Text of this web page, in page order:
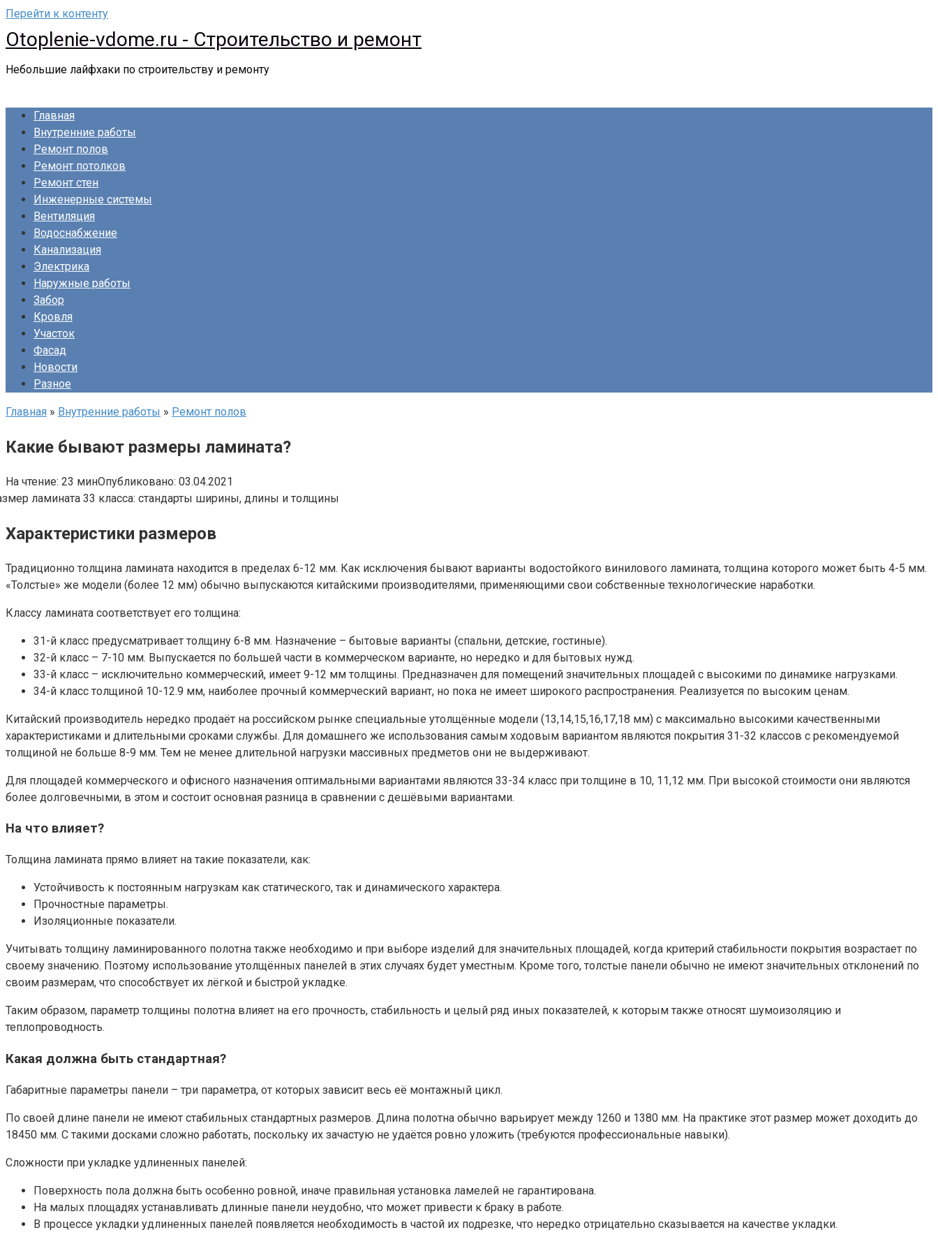
Перейти к контенту
Otoplenie-vdome.ru - Строительство и ремонт
Небольшие лайфхаки по строительству и ремонту
Главная
Внутренние работы
Ремонт полов
Ремонт потолков
Ремонт стен
Инженерные системы
Вентиляция
Водоснабжение
Канализация
Электрика
Наружные работы
Забор
Кровля
Участок
Фасад
Новости
Разное
Главная » Внутренние работы » Ремонт полов
Какие бывают размеры ламината?
На чтение: 23 минОпубликовано: 03.04.2021
Характеристики размеров
Традиционно толщина ламината находится в пределах 6-12 мм. Как исключения бывают варианты водостойкого винилового ламината, толщина которого может быть 4-5 мм.
«Толстые» же модели (более 12 мм) обычно выпускаются китайскими производителями, применяющими свои собственные технологические наработки.
Классу ламината соответствует его толщина:
31-й класс предусматривает толщину 6-8 мм. Назначение – бытовые варианты (спальни, детские, гостиные).
32-й класс – 7-10 мм. Выпускается по большей части в коммерческом варианте, но нередко и для бытовых нужд.
33-й класс – исключительно коммерческий, имеет 9-12 мм толщины. Предназначен для помещений значительных площадей с высокими по динамике нагрузками.
34-й класс толщиной 10-12.9 мм, наиболее прочный коммерческий вариант, но пока не имеет широкого распространения. Реализуется по высоким ценам.
Китайский производитель нередко продаёт на российском рынке специальные утолщённые модели (13,14,15,16,17,18 мм) с максимально высокими качественными
характеристиками и длительными сроками службы. Для домашнего же использования самым ходовым вариантом являются покрытия 31-32 классов с рекомендуемой
толщиной не больше 8-9 мм. Тем не менее длительной нагрузки массивных предметов они не выдерживают.
Для площадей коммерческого и офисного назначения оптимальными вариантами являются 33-34 класс при толщине в 10, 11,12 мм. При высокой стоимости они являются
более долговечными, в этом и состоит основная разница в сравнении с дешёвыми вариантами.
На что влияет?
Толщина ламината прямо влияет на такие показатели, как:
Устойчивость к постоянным нагрузкам как статического, так и динамического характера.
Прочностные параметры.
Изоляционные показатели.
Учитывать толщину ламинированного полотна также необходимо и при выборе изделий для значительных площадей, когда критерий стабильности покрытия возрастает по
своему значению. Поэтому использование утолщённых панелей в этих случаях будет уместным. Кроме того, толстые панели обычно не имеют значительных отклонений по
своим размерам, что способствует их лёгкой и быстрой укладке.
Таким образом, параметр толщины полотна влияет на его прочность, стабильность и целый ряд иных показателей, к которым также относят шумоизоляцию и
теплопроводность.
Какая должна быть стандартная?
Габаритные параметры панели – три параметра, от которых зависит весь её монтажный цикл.
По своей длине панели не имеют стабильных стандартных размеров. Длина полотна обычно варьирует между 1260 и 1380 мм. На практике этот размер может доходить до
18450 мм. С такими досками сложно работать, поскольку их зачастую не удаётся ровно уложить (требуются профессиональные навыки).
Сложности при укладке удлиненных панелей:
Поверхность пола должна быть особенно ровной, иначе правильная установка ламелей не гарантирована.
На малых площадях устанавливать длинные панели неудобно, что может привести к браку в работе.
В процессе укладки удлиненных панелей появляется необходимость в частой их подрезке, что нередко отрицательно сказывается на качестве укладки.